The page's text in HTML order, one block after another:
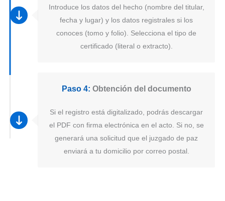
Introduce los datos del hecho (nombre del titular,
fecha y lugar) y los datos registrales si los
conoces (tomo y folio). Selecciona el tipo de
certificado (literal o extracto).
Paso 4: Obtención del documento
Si el registro está digitalizado, podrás descargar
el PDF con firma electrónica en el acto. Si no, se
generará una solicitud que el juzgado de paz
enviará a tu domicilio por correo postal.